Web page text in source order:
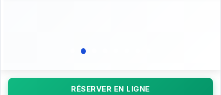
RÉSERVER EN LIGNE